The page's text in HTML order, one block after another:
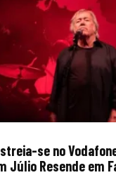
se no
Júlio Resende em